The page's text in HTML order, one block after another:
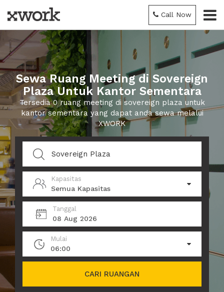
Call Now
Sewa Ruang Meeting di Sovereign
Plaza Untuk Kantor Sementara
Tersedia 0 ruang meeting di sovereign plaza untuk
kantor sementara yang dapat anda sewa melalui
XWORK
Kapasitas
Semua Kapasitas
Tanggal
08 Aug 2026
Mulai
06:00
CARI RUANGAN